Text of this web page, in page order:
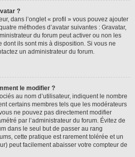
?
dans l’onglet « profil » vous pouvez ajouter
méthodes d’avatar suivantes : Gravatar,
du forum peut activer ou non les
ils sont mis à disposition. Si vous ne
un administrateur du forum.
le modifier ?
au nom d’utilisateur, indiquent le nombre
certains membres tels que les modérateurs
ne pouvez pas directement modifier
par l’administrateur du forum. Évitez de
dans le seul but de passer au rang
cette pratique est rarement tolérée et un
peut facilement abaisser votre compteur de